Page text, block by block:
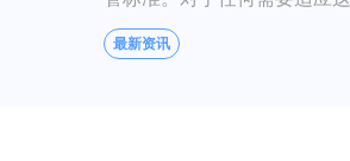
最新资讯